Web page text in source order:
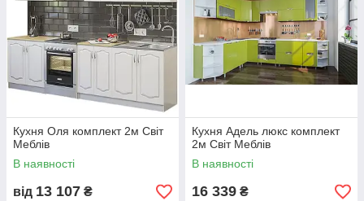
Кухня Оля комплект 2м Світ
Меблів
В наявності
від 13 107 ₴
Кухня Адель люкс комплект
2м Світ Меблів
В наявності
16 339 ₴